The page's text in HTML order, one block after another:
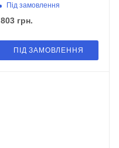
Під замовлення
803грн.
ПІД ЗАМОВЛЕННЯ